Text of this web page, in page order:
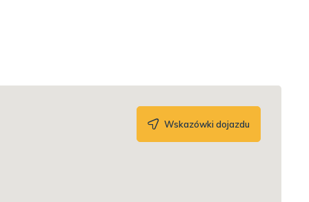
Wskazówki dojazdu